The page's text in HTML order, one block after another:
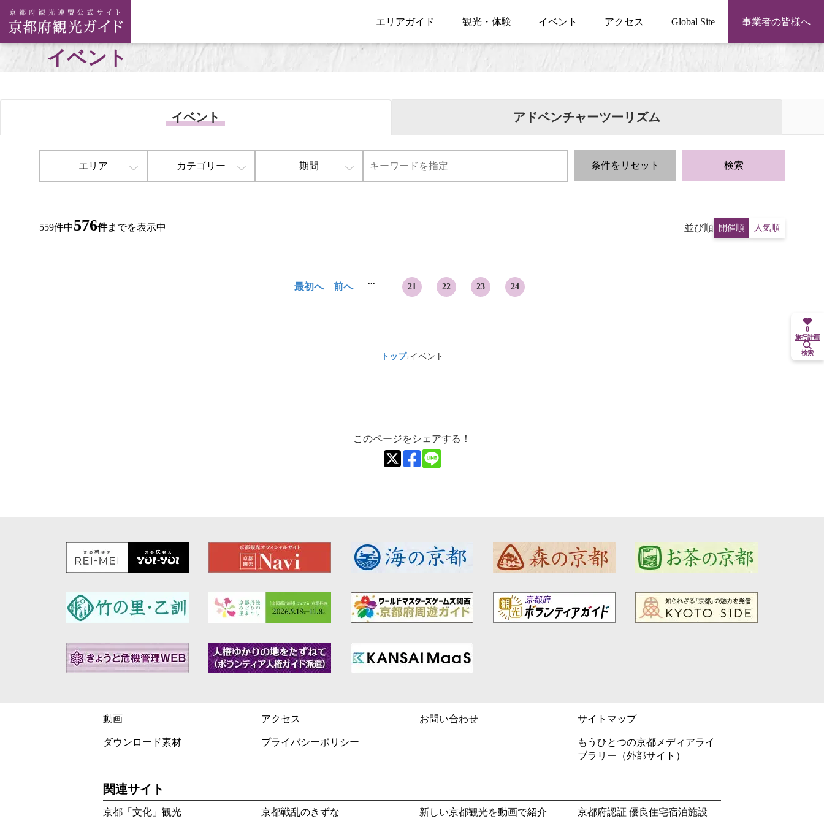
エリアガイド 観光・体験 イベント アクセス Global Site 事業者の皆様へ
イベント
イベント アドベンチャーツーリズム
エリア カテゴリー 期間 条件をリセット 検索
559件中576件までを表示中 並び順 開催順 人気順
最初へ 前へ ...
21 22 23 24
トップ›イベント
0
旅行計画
検索
このページをシェアする！
動画
ダウンロード素材
アクセス
プライバシーポリシー
お問い合わせ サイトマップ
もうひとつの京都メディアライ
ブラリー（外部サイト）
関連サイト
京都「文化」観光 京都戦乱のきずな 新しい京都観光を動画で紹介 京都府認証 優良住宅宿泊施設